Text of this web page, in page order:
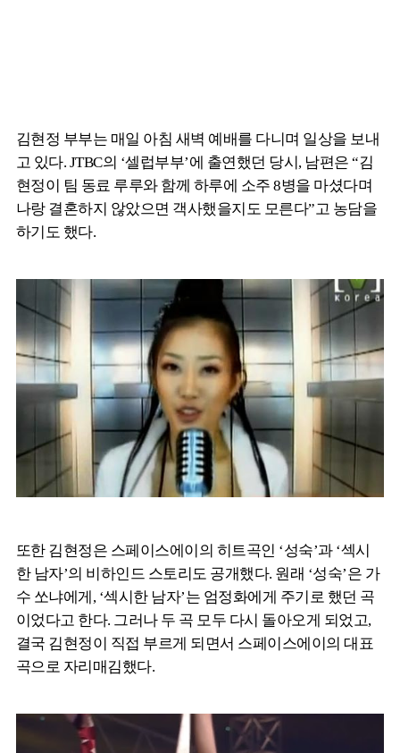
김현정 부부는 매일 아침 새벽 예배를 다니며 일상을 보내
고 있다. JTBC의 ‘셀럽부부’에 출연했던 당시, 남편은 “김
현정이 팀 동료 루루와 함께 하루에 소주 8병을 마셨다며
나랑 결혼하지 않았으면 객사했을지도 모른다”고 농담을
하기도 했다.
또한 김현정은 스페이스에이의 히트곡인 ‘성숙’과 ‘섹시
한 남자’의 비하인드 스토리도 공개했다. 원래 ‘성숙’은 가
수 쏘냐에게, ‘섹시한 남자’는 엄정화에게 주기로 했던 곡
이었다고 한다. 그러나 두 곡 모두 다시 돌아오게 되었고,
결국 김현정이 직접 부르게 되면서 스페이스에이의 대표
곡으로 자리매김했다.